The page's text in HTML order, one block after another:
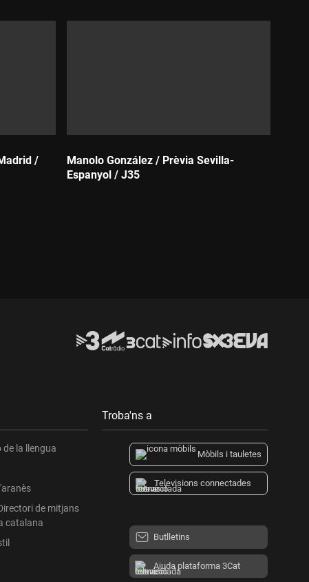
/
Manolo González / Prèvia Sevilla-
Espanyol / J35
de la llengua
de mitjans
catalana
Troba'ns a
Mòbils i tauletes
Televisions connectades
Butlletins
Ajuda plataforma 3Cat